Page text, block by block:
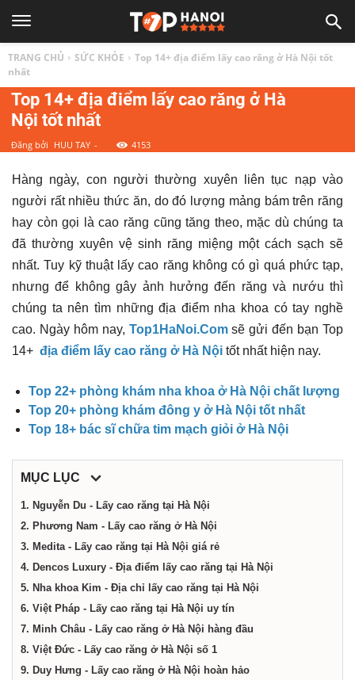
HÀ
|
Top
địa
điểm,
công
dịch
vụ
tại
Hà
TRANG CHỦ SỨC KHỎE
Top 14+ địa điểm lấy cao răng ở Hà Nội tốt
nhất
Top 14+ địa điểm lấy cao răng ở Hà
Nội tốt nhất
Đăng bởi HUU TAY - 4153
Hàng ngày, con người thường xuyên liên tục nạp vào
người rất nhiều thức ăn, do đó lượng mảng bám trên răng
hay còn gọi là cao răng cũng tăng theo, mặc dù chúng ta
đã thường xuyên vệ sinh răng miệng một cách sạch sẽ
nhất. Tuy kỹ thuật lấy cao răng không có gì quá phức tạp,
nhưng để không gây ảnh hưởng đến răng và nướu thì
chúng ta nên tìm những địa điểm nha khoa có tay nghề
cao. Ngày hôm nay, Top1HaNoi.Comsẽ gửi đến bạn Top
14+ địa điểm lấy cao răng ở Hà Nội tốt nhất hiện nay.
Top 22+ phòng khám nha khoa ở Hà Nội chất lượng
Top 20+ phòng khám đông y ở Hà Nội tốt nhất
Top 18+ bác sĩ chữa tim mạch giỏi ở Hà Nội
MỤC LỤC
1. Nguyễn Du - Lấy cao răng tại Hà Nội
2. Phương Nam - Lấy cao răng ở Hà Nội
3. Medita - Lấy cao răng tại Hà Nội giá rẻ
4. Dencos Luxury - Địa điểm lấy cao răng tại Hà Nội
5. Nha khoa Kim - Địa chỉ lấy cao răng tại Hà Nội
6. Việt Pháp - Lấy cao răng tại Hà Nội uy tín
7. Minh Châu - Lấy cao răng ở Hà Nội hàng đầu
8. Việt Đức - Lấy cao răng ở Hà Nội số 1
9. Duy Hưng - Lấy cao răng ở Hà Nội hoàn hảo